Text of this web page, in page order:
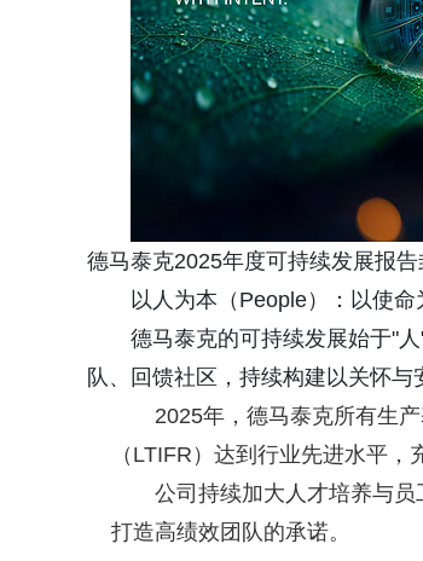
德马泰克2025年度可持续发展报告
以人为本（People）：以使
德马泰克的可持续发展始于"
队、回馈社区，持续构建以关怀与
2025年，德马泰克所有生
（LTIFR）达到行业先进水平
公司持续加大人才培养与
打造高绩效团队的承诺。